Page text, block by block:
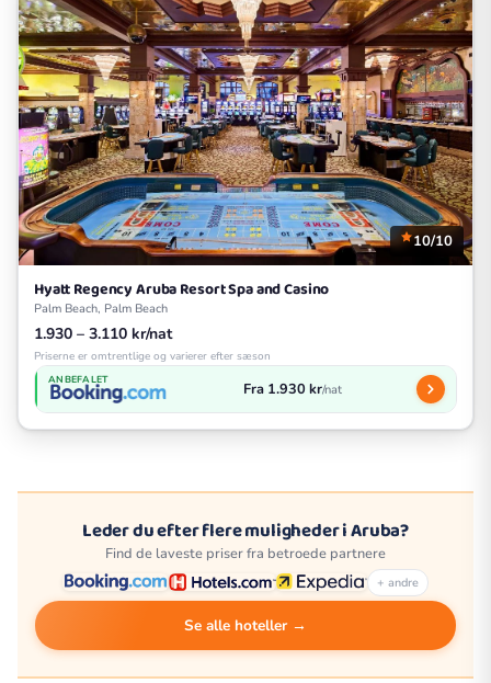
10/10
Hyatt Regency Aruba Resort Spa and Casino
Palm Beach, Palm Beach
1.930 – 3.110 kr/nat
Priserne er omtrentlige og varierer efter sæson
ANBEFALET Fra 1.930 kr/nat
Leder du efter flere muligheder i Aruba?
Find de laveste priser fra betroede partnere
+ andre
Se alle hoteller →